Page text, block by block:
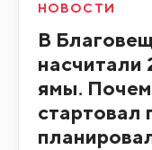
НОВОСТИ
В
насчитали
ямы.
стартовал